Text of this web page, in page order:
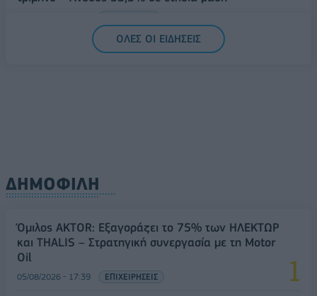
ΟΛΕΣ ΟΙ ΕΙΔΗΣΕΙΣ
ΔΗΜΟΦΙΛΗ
Όμιλος AKTOR: Εξαγοράζει το 75% των ΗΛΕΚΤΩΡ
και THALIS – Στρατηγική συνεργασία με τη Motor
Oil
05/08/2026 - 17:39 ΕΠΙΧΕΙΡΗΣΕΙΣ